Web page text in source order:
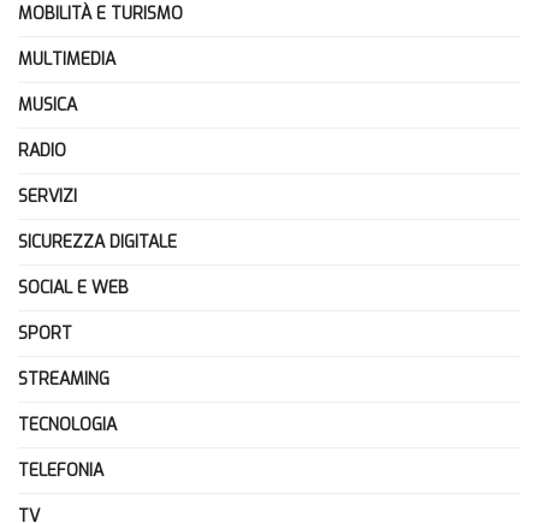
MOBILITÀ E TURISMO
MULTIMEDIA
MUSICA
RADIO
SERVIZI
SICUREZZA DIGITALE
SOCIAL E WEB
SPORT
STREAMING
TECNOLOGIA
TELEFONIA
TV